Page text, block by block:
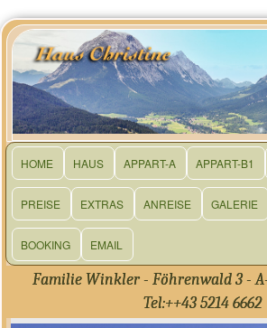
HOME HAUS APPART-A APPART-B1
PREISE EXTRAS ANREISE GALERIE
BOOKING EMAIL
Familie Winkler - Föhrenwald 3 -
Tel:++43 5214 6662